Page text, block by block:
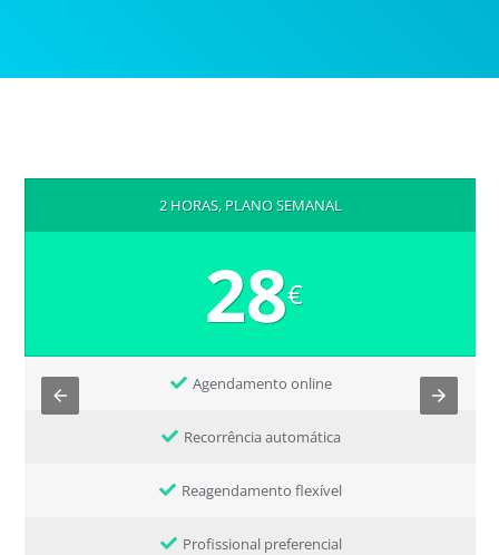
2 HORAS, PLANO SEMANAL
28€
Agendamento online
Recorrência automática
Reagendamento flexível
Profissional preferencial